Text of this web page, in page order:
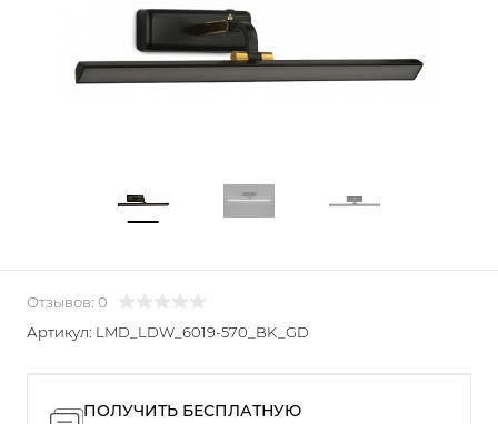
Отзывов: 0
Артикул: LMD_LDW_6019-570_BK_GD
ПОЛУЧИТЬ БЕСПЛАТНУЮ